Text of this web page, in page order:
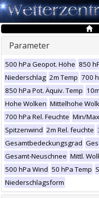
Parameter
500 hPa Geopot. Höhe 850
Niederschlag 2m Temp 700
850 hPa Pot. Äquiv. Temp
Hohe Wolken Mittelhohe
700 hPa Rel. Feuchte Min/
Spitzenwind 2m Rel. feuchte
Gesamtbedeckungsgrad
Gesamt-Neuschnee Mittl.
500 hPa Wind 50 hPa Temp
Niederschlagsform